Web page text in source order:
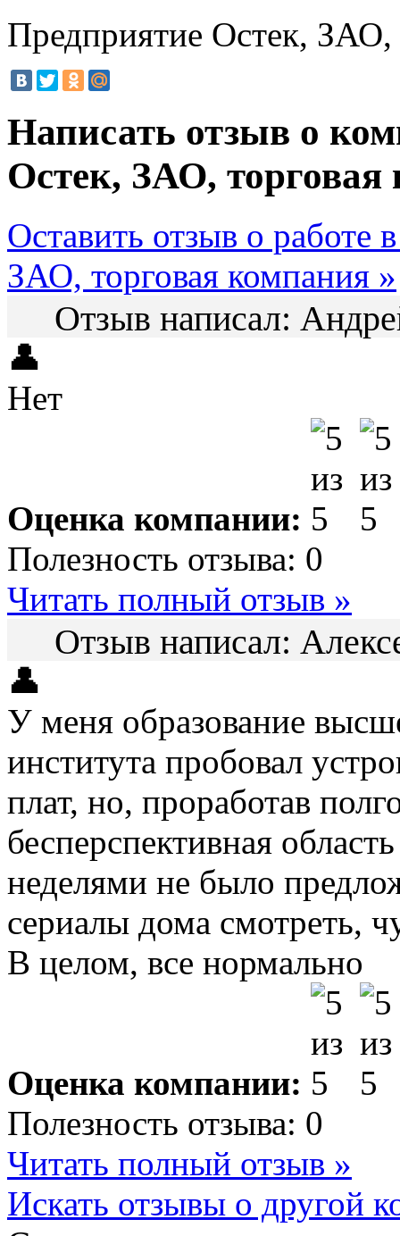
Предприятие Остек, ЗАО,
Написать отзыв о
Остек, ЗАО,
Оставить отзыв о работе
ЗАО, торговая компания »
Отзыв написал:
👤
Нет
Оценка компании:
Полезность отзыва: 0
Читать полный отзыв »
Отзыв написал:
👤
У меня образование
института пробовал
плат, но, проработав
бесперспективная
неделями не было
сериалы дома смотреть,
В целом, все нормально
Оценка компании:
Полезность отзыва: 0
Читать полный отзыв »
Искать отзывы о другой